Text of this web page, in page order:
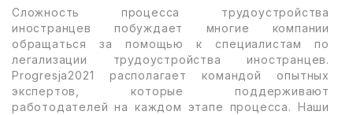
Сложность процесса трудоустройства
иностранцев побуждает многие компании
обращаться за помощью к специалистам по
легализации трудоустройства иностранцев.
Progresja2021 располагает командой опытных
экспертов, которые поддерживают
работодателей на каждом этапе процесса. Наши